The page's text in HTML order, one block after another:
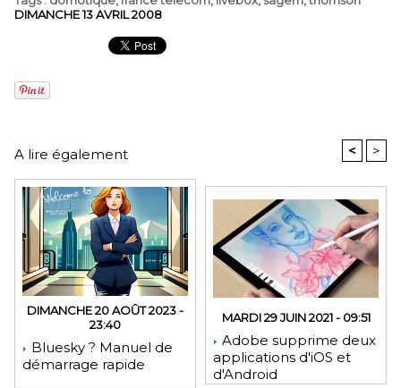
DIMANCHE 13 AVRIL 2008
A lire également < >
DIMANCHE 20 AOÛT 2023 -
23:40
Bluesky ? Manuel de
démarrage rapide
MARDI 29 JUIN 2021 - 09:51
Adobe supprime deux
applications d'iOS et
d'Android